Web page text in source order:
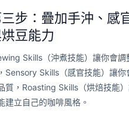
步：疊加手沖、感
豆能力
Skills（沖煮技能）讓你會調
Sensory Skills（感官技能）讓你
質，Roasting Skills（烘焙技能
建立自己的咖啡風格。